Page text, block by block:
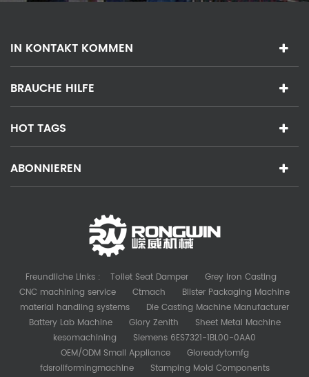
IN KONTAKT KOMMEN
BRAUCHE HILFE
HOT TAGS
ABONNIEREN
Freundliche Links : Toilet Seat Damper
Grey Iron Casting
CNC machining service
Ctmach
Blister Packaging Machine
material handling systems
Die Casting Machine Manufacturer
Battery Lab Machine
Glory Zenith
Sheet Metal Machine
kesomachining
Siemens 6ES7321-1BL00-0AA0
OEM/ODM Small Appliance
Gloreadytomfg
fdsrollformingmachine
Stamping Mold Components